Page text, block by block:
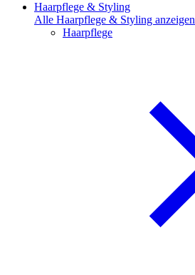
Haarpflege & Styling
Alle Haarpflege & Styling anzeigen
Haarpflege